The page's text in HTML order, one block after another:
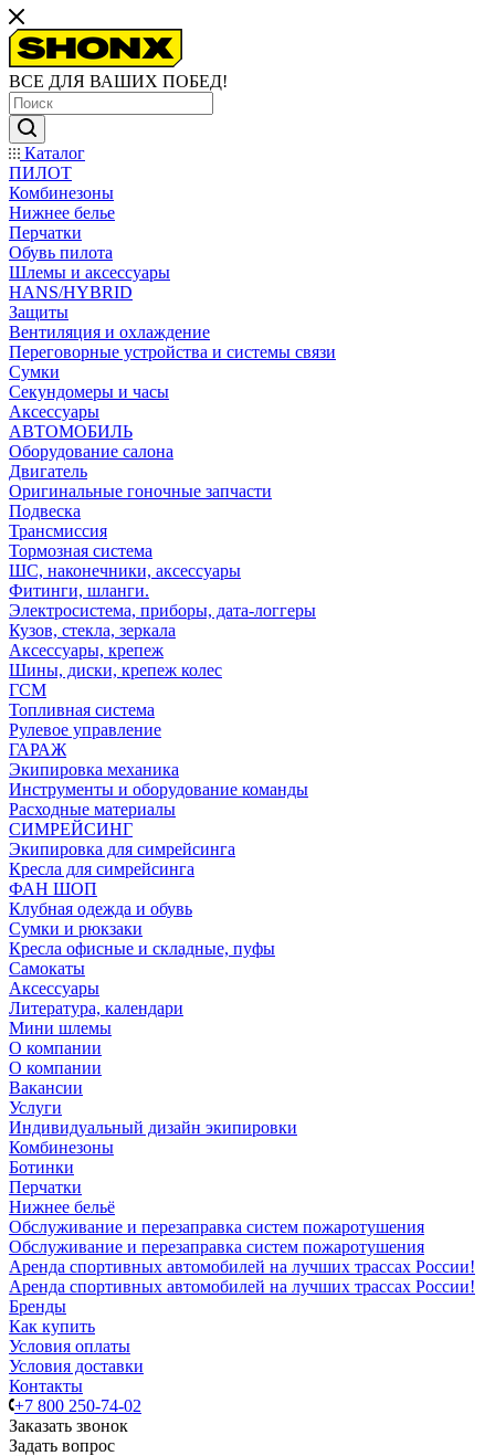
ВСЕ ДЛЯ ВАШИХ ПОБЕД!
Каталог
ПИЛОТ
Комбинезоны
Нижнее белье
Перчатки
Обувь пилота
Шлемы и аксессуары
HANS/HYBRID
Защиты
Вентиляция и охлаждение
Переговорные устройства и системы связи
Сумки
Секундомеры и часы
Аксессуары
АВТОМОБИЛЬ
Оборудование салона
Двигатель
Оригинальные гоночные запчасти
Подвеска
Трансмиссия
Тормозная система
ШС, наконечники, аксессуары
Фитинги, шланги.
Электросистема, приборы, дата-логгеры
Кузов, стекла, зеркала
Аксессуары, крепеж
Шины, диски, крепеж колес
ГСМ
Топливная система
Рулевое управление
ГАРАЖ
Экипировка механика
Инструменты и оборудование команды
Расходные материалы
СИМРЕЙСИНГ
Экипировка для симрейсинга
Кресла для симрейсинга
ФАН ШОП
Клубная одежда и обувь
Сумки и рюкзаки
Кресла офисные и складные, пуфы
Самокаты
Аксессуары
Литература, календари
Мини шлемы
О компании
О компании
Вакансии
Услуги
Индивидуальный дизайн экипировки
Комбинезоны
Ботинки
Перчатки
Нижнее бельё
Обслуживание и перезаправка систем пожаротушения
Обслуживание и перезаправка систем пожаротушения
Аренда спортивных автомобилей на лучших трассах России!
Аренда спортивных автомобилей на лучших трассах России!
Бренды
Как купить
Условия оплаты
Условия доставки
Контакты
+7 800 250-74-02
Заказать звонок
Задать вопрос